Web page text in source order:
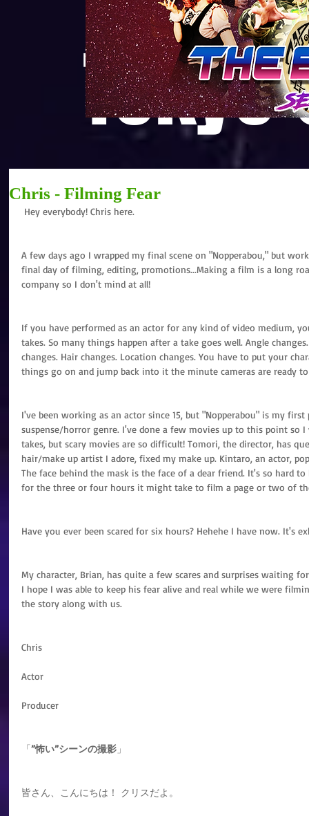
Tokyo
Chris - Filming Fear
Hey everybody! Chris here.
A few days ago I wrapped my final scene on "Nopperabou," but
final day of filming, editing, promotions...Making a film is a long
company so I don't mind at all!
If you have performed as an actor for any kind of video medium,
takes. So many things happen after a take goes well. Angle
changes. Hair changes. Location changes. You have to put your
things go on and jump back into it the minute cameras are ready
I've been working as an actor since 15, but "Nopperabou" is my
suspense/horror genre. I've done a few movies up to this point so
takes, but scary movies are so difficult! Tomori, the director, has
hair/make up artist I adore, fixed my make up. Kintaro, an actor,
The face behind the mask is the face of a dear friend. It's so hard
for the three or four hours it might take to film a page or two of
Have you ever been scared for six hours? Hehehe I have now. It's
My character, Brian, has quite a few scares and surprises waiting
I hope I was able to keep his fear alive and real while we were
the story along with us.
Chris
Actor
Producer
「”怖い”シーンの撮影 」
皆さん、こんにちは！ クリスだよ。